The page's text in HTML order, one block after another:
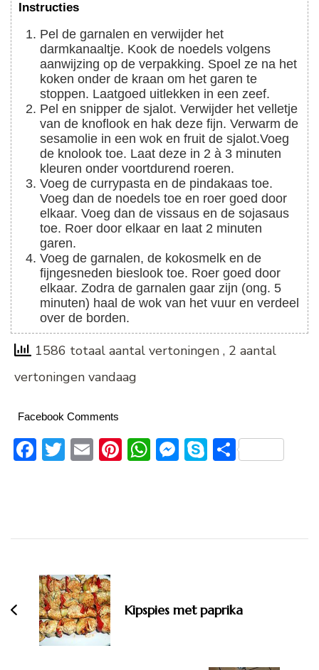
Instructies
Pel de garnalen en verwijder het
darmkanaaltje. Kook de noedels volgens
aanwijzing op de verpakking. Spoel ze na het
koken onder de kraan om het garen te
stoppen. Laatgoed uitlekken in een zeef.
Pel en snipper de sjalot. Verwijder het velletje
van de knoflook en hak deze fijn. Verwarm de
sesamolie in een wok en fruit de sjalot.Voeg
de knolook toe. Laat deze in 2 à 3 minuten
kleuren onder voortdurend roeren.
Voeg de currypasta en de pindakaas toe.
Voeg dan de noedels toe en roer goed door
elkaar. Voeg dan de vissaus en de sojasaus
toe. Roer door elkaar en laat 2 minuten
garen.
Voeg de garnalen, de kokosmelk en de
fijngesneden bieslook toe. Roer goed door
elkaar. Zodra de garnalen gaar zijn (ong. 5
minuten) haal de wok van het vuur en verdeel
over de borden.
1586 totaal aantal vertoningen , 2 aantal
vertoningen vandaag
Facebook Comments
Facebook
Twitter
EmailPinterest
WhatsApp
Messenger
Skype
Delen
navigatie
Kipspies met paprika